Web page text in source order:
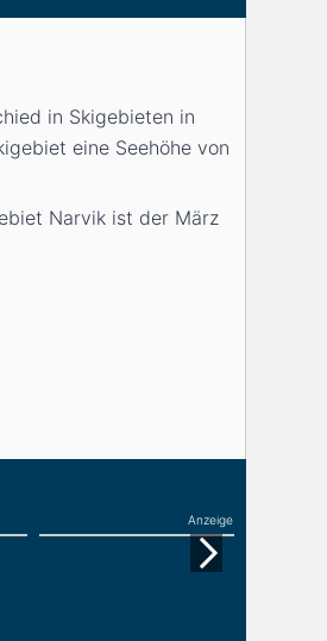
in Skigebieten in
eine Seehöhe von
Narvik ist der März
Anzeige